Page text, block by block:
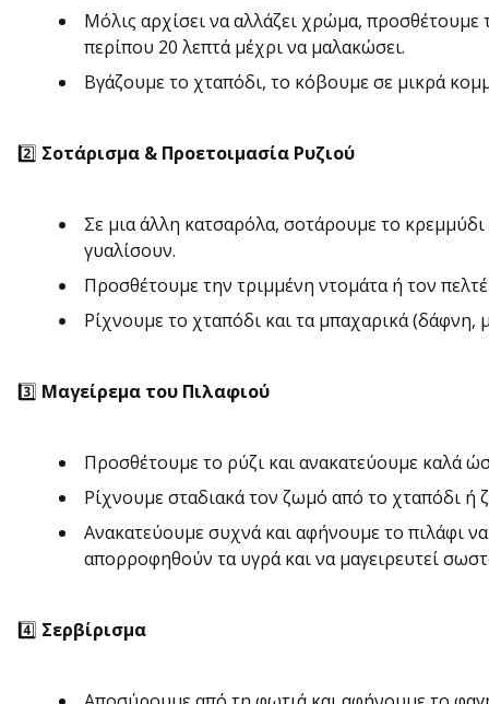
Μόλις αρχίσει να αλλάζει χρώμα, προσθέτουμε
περίπου 20 λεπτά μέχρι να μαλακώσει.
Βγάζουμε το χταπόδι, το κόβουμε σε μικρά
2️⃣ Σοτάρισμα & Προετοιμασία Ρυζιού
Σε μια άλλη κατσαρόλα, σοτάρουμε το
γυαλίσουν.
Προσθέτουμε την τριμμένη ντομάτα ή τον
Ρίχνουμε το χταπόδι και τα μπαχαρικά (δάφνη,
3️⃣ Μαγείρεμα του Πιλαφιού
Προσθέτουμε το ρύζι και ανακατεύουμε καλά
Ρίχνουμε σταδιακά τον ζωμό από το χταπόδι ή
Ανακατεύουμε συχνά και αφήνουμε το πιλάφι
απορροφηθούν τα υγρά και να μαγειρευτεί
4️⃣ Σερβίρισμα